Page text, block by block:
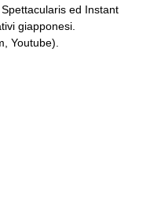
Spettacularis ed Instant
giapponesi.
Youtube).